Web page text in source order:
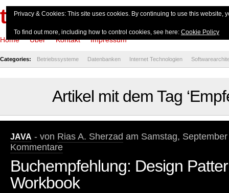
theserverside.de
Home Über Kontakt Impressum
Categories: Betriebssysteme Datenbanken Internet Technologien
Artikel mit dem Tag
JAVA - von Rias A. Sherzad am Samstag,
Kommentare
Buchempfehlung: Design
Workbook
Privacy & Cookies: This site uses cookies. By continuing to use this website,
To find out more, including how to control cookies, see here: Cookie Policy